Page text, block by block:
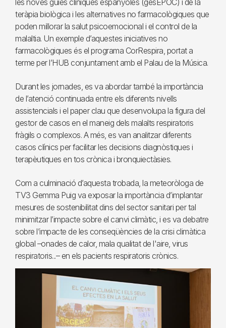
les noves guies clíniques espanyoles (gesEPOC) i de la
teràpia biològica i les alternatives no farmacològiques que
poden millorar la salut psicoemocional i el control de la
malaltia. Un exemple d’aquestes iniciatives no
farmacològiques és el programa CorRespira, portat a
terme per l’HUB conjuntament amb el Palau de la Música.
Durant les jornades, es va abordar també la importància
de l’atenció continuada entre els diferents nivells
assistencials i el paper clau que desenvolupa la figura del
gestor de casos en el maneig dels malalts respiratoris
fràgils o complexos. A més, es van analitzar diferents
casos clínics per facilitar les decisions diagnòstiques i
terapèutiques en tos crònica i bronquiectàsies.
Com a culminació d’aquesta trobada, la meteoròloga de
TV3 Gemma Puig va exposar la importància d’implantar
mesures de sostenibilitat dins del sector sanitari per tal
minimitzar l’impacte sobre el canvi climàtic, i es va debatre
sobre l’impacte de les conseqüències de la crisi climàtica
global –onades de calor, mala qualitat de l'aire, virus
respiratoris...– en els pacients respiratoris crònics.